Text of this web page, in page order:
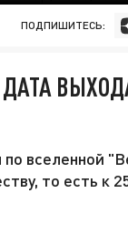
ПОДПИШИТЕСЬ:
вселенной
то есть к